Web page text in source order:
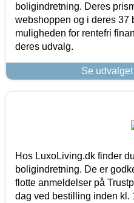
boligindretning. Deres
webshoppen og i deres 37
muligheden for rentefri
deres udvalg.
Se
Hos LuxoLiving.dk finder
boligindretning. De er
flotte anmeldelser på
dag ved bestilling inden kl.